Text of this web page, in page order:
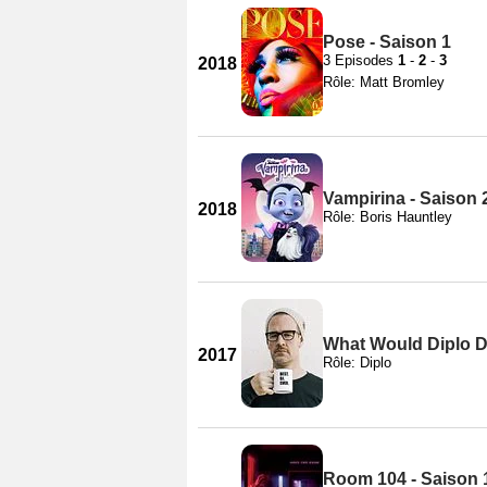
2018
Pose - Saison 1
3 Episodes 1 - 2 - 3
Rôle: Matt Bromley
2018
Vampirina - Saison
Rôle: Boris Hauntley
2017
What Would Diplo
Rôle: Diplo
Room 104 - Saison